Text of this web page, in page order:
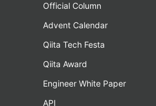
Official Column
Advent Calendar
Qiita Tech Festa
Qiita Award
Engineer White Paper
API